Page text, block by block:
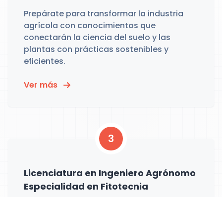
Prepárate para transformar la industria
agrícola con conocimientos que
conectarán la ciencia del suelo y las
plantas con prácticas sostenibles y
eficientes.
Ver más
3
Licenciatura en Ingeniero Agrónomo
Especialidad en Fitotecnia